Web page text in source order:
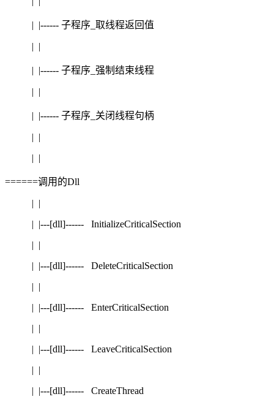
| |------ 子程序_取线程返回值
| |
| |------ 子程序_强制结束线程
| |
| |------ 子程序_关闭线程句柄
| |
| |
======调用的Dll
| |
| |---[dll]------ InitializeCriticalSection
| |
| |---[dll]------ DeleteCriticalSection
| |
| |---[dll]------ EnterCriticalSection
| |
| |---[dll]------ LeaveCriticalSection
| |
| |---[dll]------ CreateThread